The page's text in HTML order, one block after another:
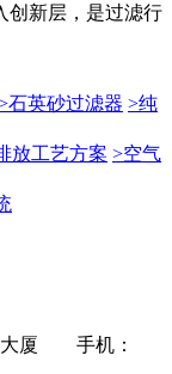
创新层，是过滤行
石英砂过滤器 >纯
放工艺方案 >空气
大厦 手机：